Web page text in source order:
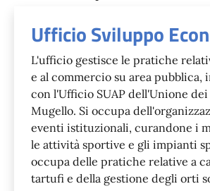
Ufficio Sviluppo
L'ufficio gestisce le pratiche
e al commercio su area pubblica,
con l'Ufficio SUAP dell'Unione
Mugello. Si occupa
eventi istituzionali, curandone i
le attività sportive e gli impianti
occupa delle pratiche relative a
tartufi e della gestione degli orti